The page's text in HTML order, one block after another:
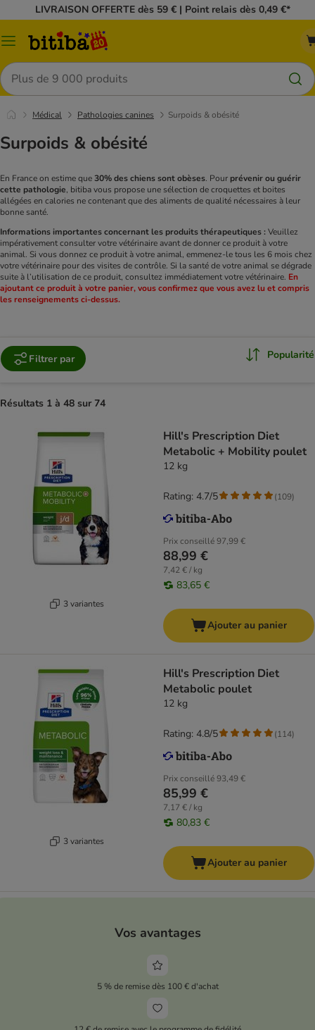
LIVRAISON OFFERTE dès 59 € | Point relais dès 0,49 €*
Menu
Rechercher
Médical Pathologies canines Surpoids & obésité
Surpoids & obésité
En France on estime que30% des chiens sont obèses. Pour prévenir ou guérir
cette pathologie, bitiba vous propose une sélection de croquettes et boites
allégées en calories ne contenant que des aliments de qualité nécessaires à leur
bonne santé.
Informations importantes concernant les produits thérapeutiques :Veuillez
impérativement consulter votre vétérinaire avant de donner ce produit à votre
animal. Si vous donnez ce produit à votre animal, emmenez-le tous les 6 mois chez
votre vétérinaire pour des visites de contrôle. Si la santé de votre animal se dégrade
suite à l’utilisation de ce produit, consultez immédiatement votre vétérinaire. En
ajoutant ce produit à votre panier, vous confirmez que vous avez lu et compris
les renseignements ci-dessus.
Filtrer par Popularité
Résultats 1 à 48 sur 74
3 variantes
Hill's Prescription Diet
Metabolic + Mobility poulet
12 kg
Prix conseillé97,99 €
88,99 €
7,42 € / kg
83,65 €
Rating: 4.7/5 (109)
Ajouter au panier
3 variantes
Hill's Prescription Diet
Metabolic poulet
12 kg
Prix conseillé93,49 €
85,99 €
7,17 € / kg
80,83 €
Rating: 4.8/5 (114)
Ajouter au panier
Vos avantages
5 % de remise dès 100 € d'achat